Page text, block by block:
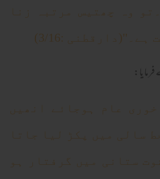
وہ چھتیس مرتبہ زنا
:3/16)
عام ہوجائے انھیں
سالی میں پکڑ لیا جاتا
ستانی میں گرفتار ہو